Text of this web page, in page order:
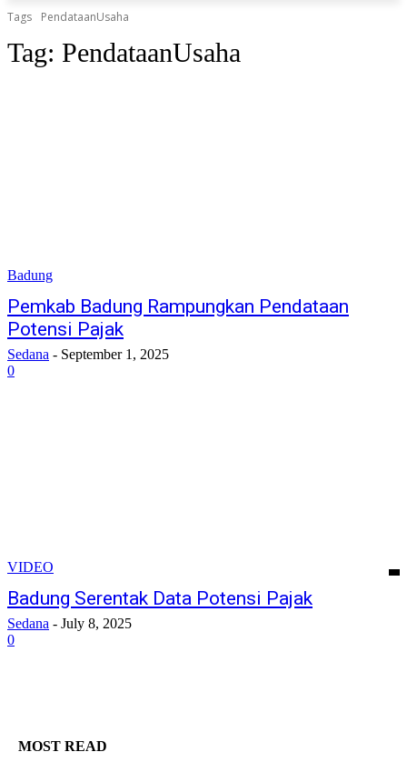
Tags PendataanUsaha
Tag: PendataanUsaha
Badung
Pemkab Badung Rampungkan Pendataan
Potensi Pajak
Sedana - September 1, 2025
0
VIDEO
Badung Serentak Data Potensi Pajak
Sedana - July 8, 2025
0
MOST READ